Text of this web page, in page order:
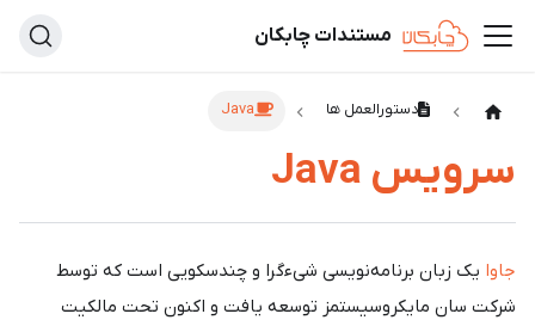
مستندات چابکان
دستورالعمل ها Java
سرویس Java
جاوا یک زبان برنامه‌نویسی شیءگرا و چندسکویی است که توسط
شرکت سان مایکروسیستمز توسعه یافت و اکنون تحت مالکیت